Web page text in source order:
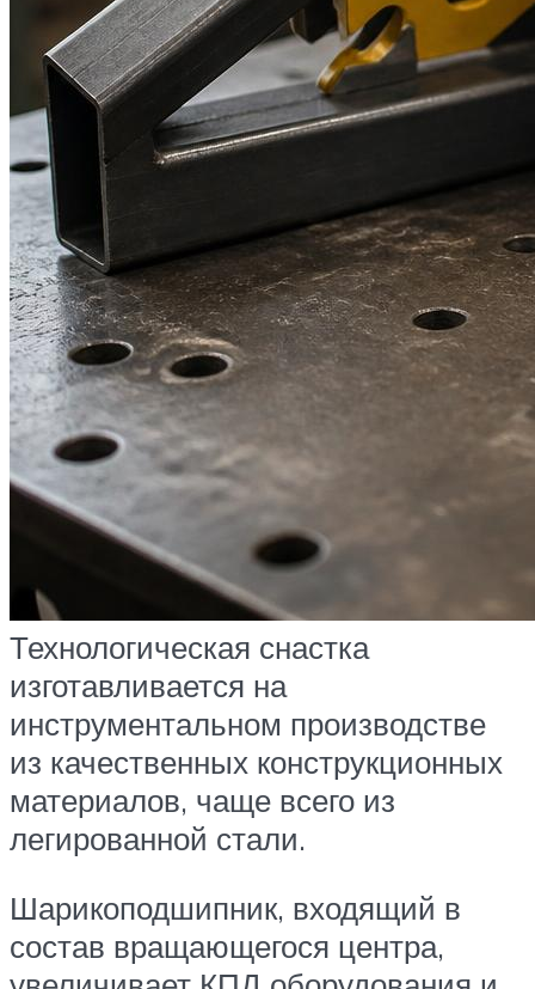
Технологическая снастка
изготавливается на
инструментальном производстве
из качественных конструкционных
материалов, чаще всего из
легированной стали.
Шарикоподшипник, входящий в
состав вращающегося центра,